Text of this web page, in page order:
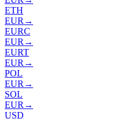
ETH
EUR →
EURC
EUR →
EURT
EUR →
POL
EUR →
SOL
EUR →
USD